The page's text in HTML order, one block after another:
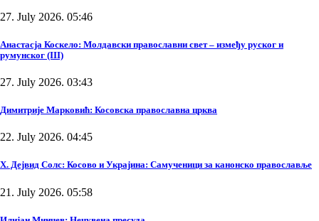
27. July 2026. 05:46
Анастасја Коскело: Молдавски православни свет – између руског и
румунског (III)
27. July 2026. 03:43
Димитрије Марковић: Косовска православна црква
22. July 2026. 04:45
Х. Дејвид Солс: Косово и Украјина: Самученици за канонско православље
21. July 2026. 05:58